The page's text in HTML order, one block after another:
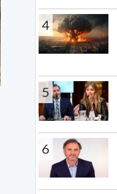
4
5
6